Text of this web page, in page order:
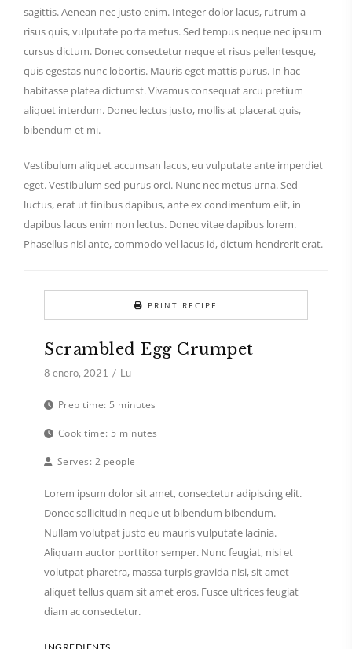
sagittis. Aenean nec justo enim. Integer dolor lacus, rutrum a
risus quis, vulputate porta metus. Sed tempus neque nec ipsum
cursus dictum. Donec consectetur neque et risus pellentesque,
quis egestas nunc lobortis. Mauris eget mattis purus. In hac
habitasse platea dictumst. Vivamus consequat arcu pretium
aliquet interdum. Donec lectus justo, mollis at placerat quis,
bibendum et mi.
Vestibulum aliquet accumsan lacus, eu vulputate ante imperdiet
eget. Vestibulum sed purus orci. Nunc nec metus urna. Sed
luctus, erat ut finibus dapibus, ante ex condimentum elit, in
dapibus lacus enim non lectus. Donec vitae dapibus lorem.
Phasellus nisl ante, commodo vel lacus id, dictum hendrerit erat.
PRINT RECIPE
Scrambled Egg Crumpet
8 enero, 2021 Lu
Prep time: 5 minutes
Cook time: 5 minutes
Serves: 2 people
Lorem ipsum dolor sit amet, consectetur adipiscing elit.
Donec sollicitudin neque ut bibendum bibendum.
Nullam volutpat justo eu mauris vulputate lacinia.
Aliquam auctor porttitor semper. Nunc feugiat, nisi et
volutpat pharetra, massa turpis gravida nisi, sit amet
aliquet tellus quam sit amet eros. Fusce ultrices feugiat
diam ac consectetur.